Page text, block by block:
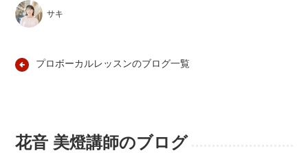
サキ
プロボーカルレッスンのブログ一覧
花音 美燈講師のブログ